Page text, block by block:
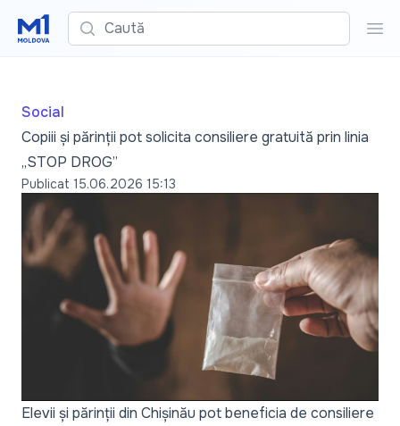
Caută
Social
Copiii și părinții pot solicita consiliere gratuită prin linia
„STOP DROG”
Publicat 15.06.2026 15:13
Elevii și părinții din Chișinău pot beneficia de consiliere